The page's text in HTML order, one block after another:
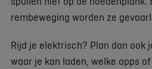
rembeweging worden ze
Rijd je elektrisch? Plan dan ook
waar je kan laden, welke apps